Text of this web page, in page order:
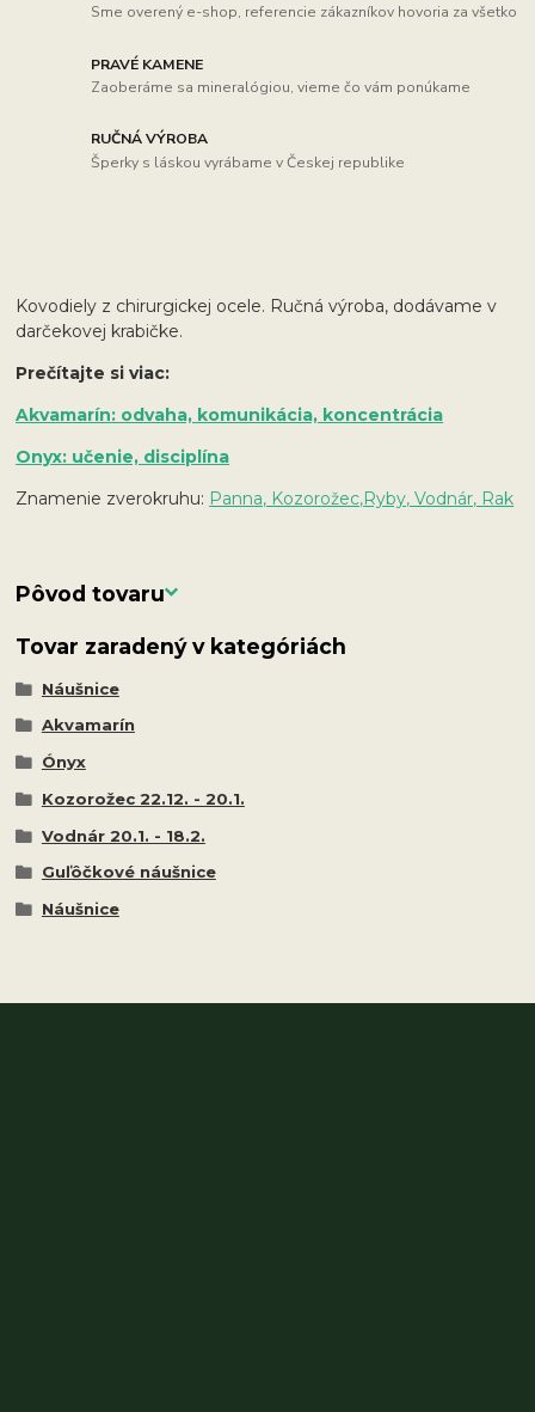
Sme overený e-shop, referencie zákazníkov hovoria za všetko
PRAVÉ KAMENE
Zaoberáme sa mineralógiou, vieme čo vám ponúkame
RUČNÁ VÝROBA
Šperky s láskou vyrábame v Českej republike
Kovodiely z chirurgickej ocele. Ručná výroba, dodávame v
darčekovej krabičke.
Prečítajte si viac:
Akvamarín: odvaha, komunikácia, koncentrácia
Onyx: učenie, disciplína
Znamenie zverokruhu: Panna, Kozorožec,Ryby, Vodnár, Rak
Pôvod tovaru
Tovar zaradený v kategóriách
Náušnice
Akvamarín
Ónyx
Kozorožec 22.12. - 20.1.
Vodnár 20.1. - 18.2.
Guľôčkové náušnice
Náušnice